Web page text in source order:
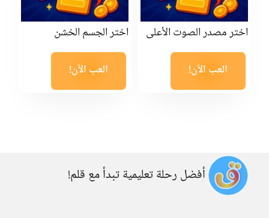
اختر مصدر الصوت الأعلى
العب الآن!
اختر الجسم الخشن
العب الآن!
أفضل رحلة تعليمية تبدأ مع قلم!